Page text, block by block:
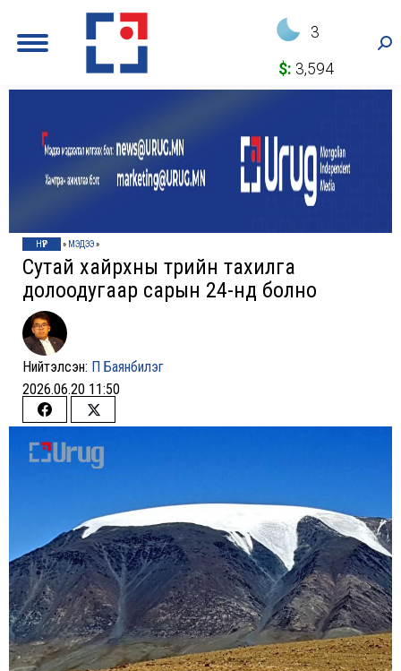
3
$: 3,594
НҮҮР » МЭДЭЭ»
Сутай хайрхны төрийн тахилга
долоодугаар сарын 24-нд болно
Нийтэлсэн: П Баянбилэг
2026.06.20 11:50
Share
on
Share
on